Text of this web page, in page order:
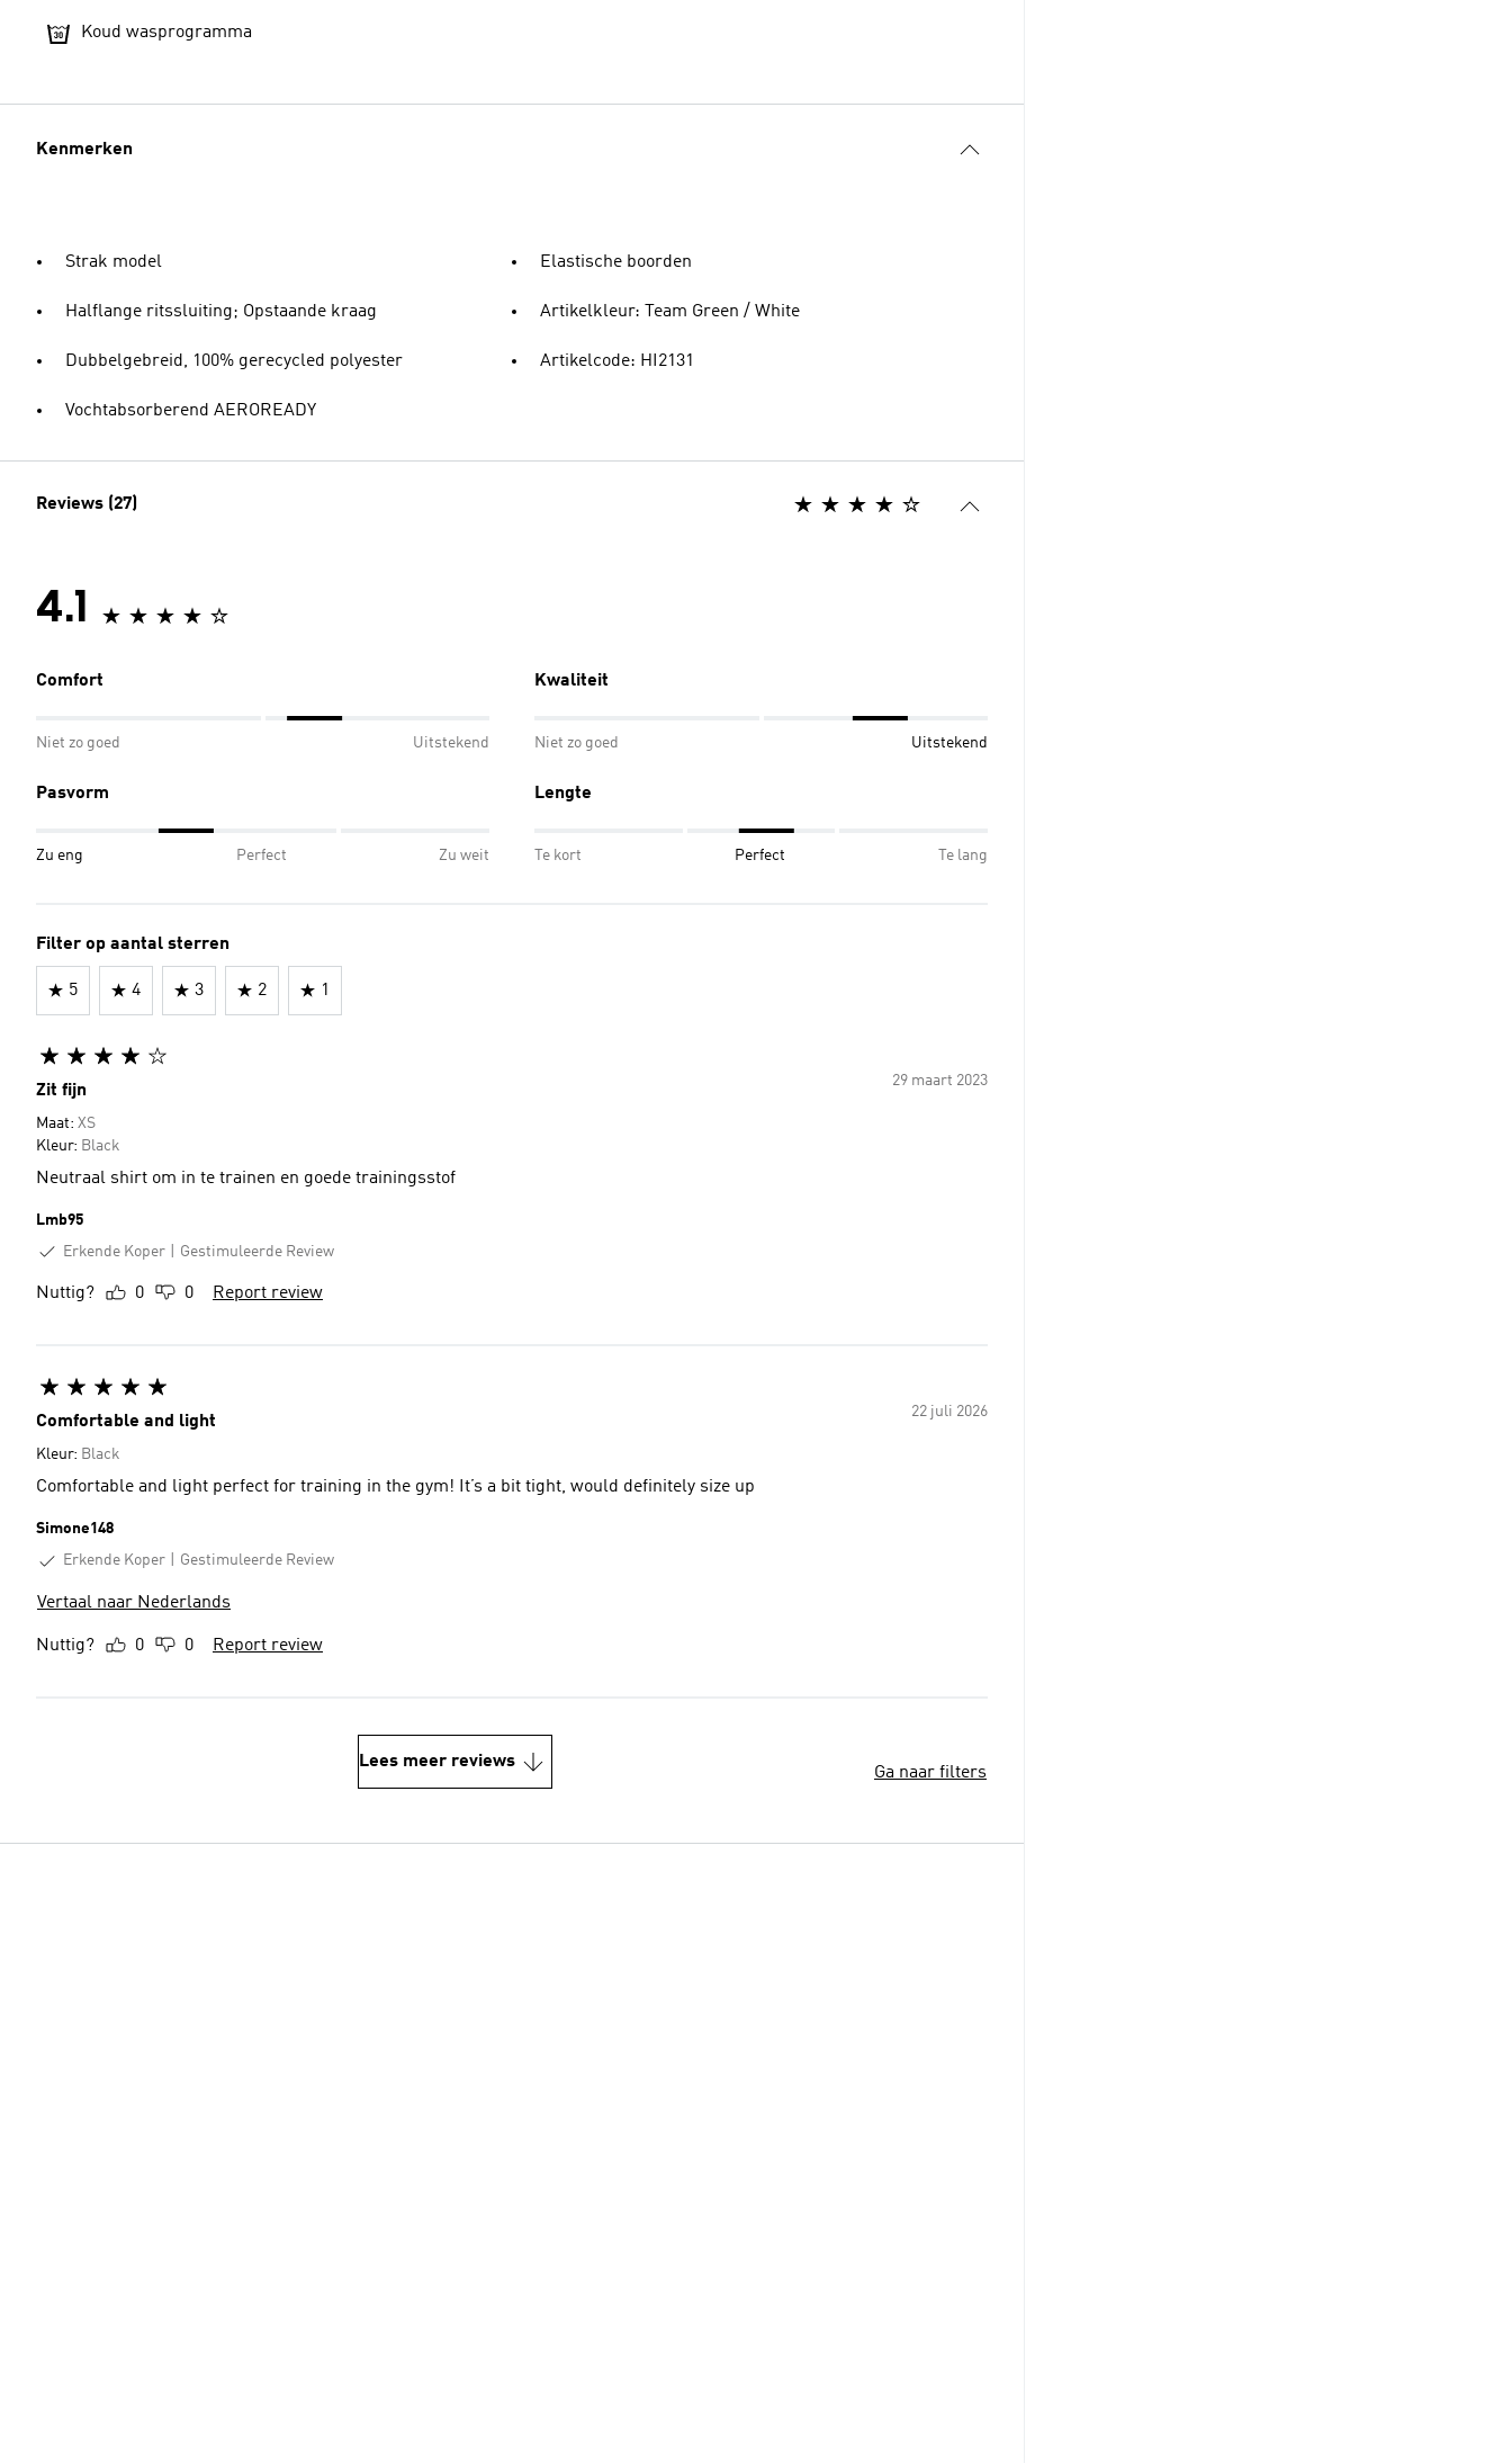
Koud wasprogramma
Kenmerken
Strak model
Halflange ritssluiting; Opstaande kraag
Dubbelgebreid, 100% gerecycled polyester
Vochtabsorberend AEROREADY
Elastische boorden
Artikelkleur: Team Green / White
Artikelcode: HI2131
Reviews (27)
4.1
Comfort
Niet zo goed Uitstekend
Kwaliteit
Niet zo goed Uitstekend
Pasvorm
Zu eng Perfect Zu weit
Lengte
Te kort Perfect Te lang
Filter op aantal sterren
5 4 3 2 1
29 maart 2023
Zit fijn
Maat: XS
Kleur: Black
Neutraal shirt om in te trainen en goede trainingsstof
Lmb95
Erkende Koper
Gestimuleerde Review
Nuttig? 0 0 Report review
22 juli 2026
Comfortable and light
Kleur: Black
Comfortable and light perfect for training in the gym! It’s a bit tight, would definitely size up
Simone148
Erkende Koper
Gestimuleerde Review
Vertaal naar Nederlands
Nuttig? 0 0 Report review
Lees meer reviews
Ga naar filters